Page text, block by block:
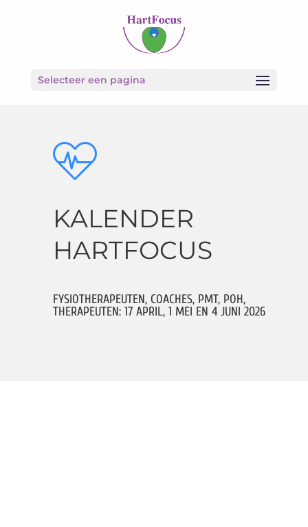
Selecteer een pagina
KALENDER
HARTFOCUS
FYSIOTHERAPEUTEN, COACHES, PMT, POH,
THERAPEUTEN: 17 APRIL, 1 MEI EN 4 JUNI 2026